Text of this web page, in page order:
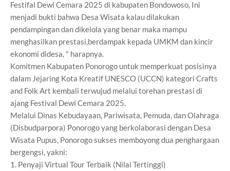
Festifal Dewi Cemara 2025 di kabupaten Bondowoso, Ini
menjadi bukti bahwa Desa Wisata kalau dilakukan
pendampingan dan dikelola yang benar maka mampu
menghasilkan prestasi,berdampak kepada UMKM dan kincir
ekonomi didesa, " harapnya.
Komitmen Kabupaten Ponorogo untuk memperkuat posisinya
dalam Jejaring Kota Kreatif UNESCO (UCCN) kategori Crafts
and Folk Art kembali terwujud melalui torehan prestasi di
ajang Festival Dewi Cemara 2025.
Melalui Dinas Kebudayaan, Pariwisata, Pemuda, dan Olahraga
(Disbudparpora) Ponorogo yang berkolaborasi dengan Desa
Wisata Pupus, Ponorogo sukses memboyong dua penghargaan
bergengsi, yakni:
1. Penyaji Virtual Tour Terbaik (Nilai Tertinggi)